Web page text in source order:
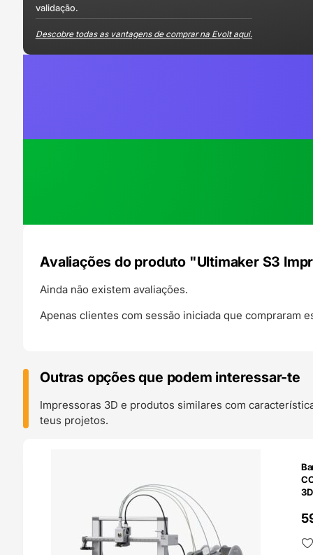
validação.
Descobre todas as vantagens de comprar na Evolt aqui.
Avaliações do produto "Ultimaker S3
Ainda não existem avaliações.
Apenas clientes com sessão iniciada que compraram
Outras opções que podem interessar-te
Impressoras 3D e produtos similares com
teus projetos.
3D